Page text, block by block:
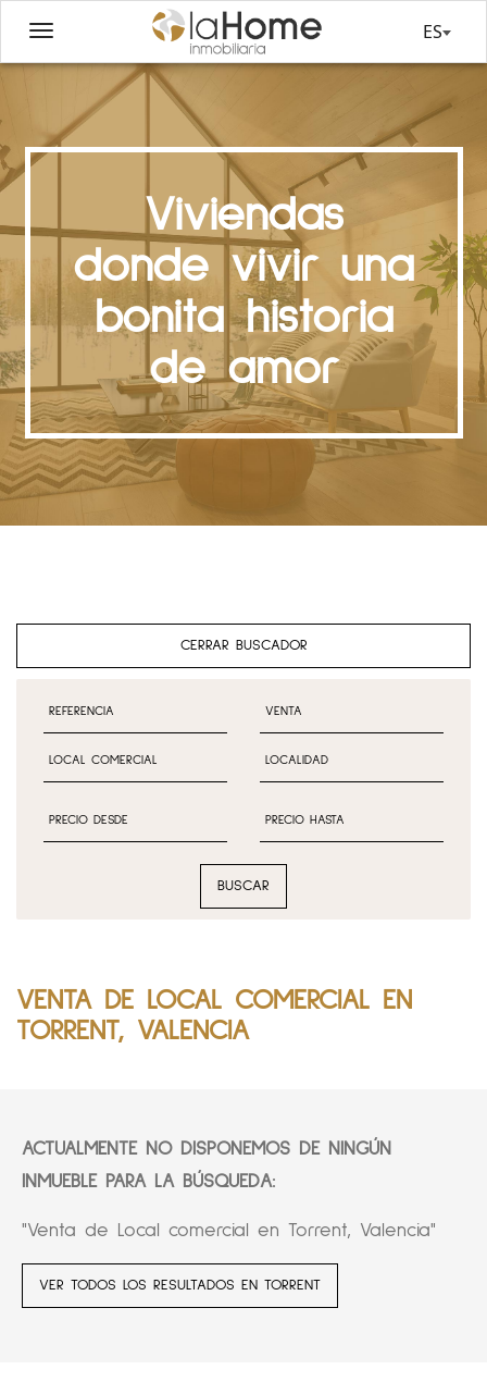
ES
Viviendas
donde vivir una
bonita historia
de amor
CERRAR BUSCADOR
BUSCAR
VENTA DE LOCAL COMERCIAL EN
TORRENT, VALENCIA
ACTUALMENTE NO DISPONEMOS DE NINGÚN
INMUEBLE PARA LA BÚSQUEDA:
"Venta de Local comercial en Torrent, Valencia"
VER TODOS LOS RESULTADOS EN TORRENT